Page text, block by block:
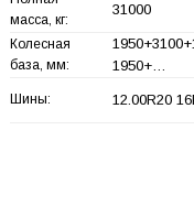
масса, кг:
31000
Колесная
база, мм:
1950+3100+
1950+…
Шины: 12.00R20